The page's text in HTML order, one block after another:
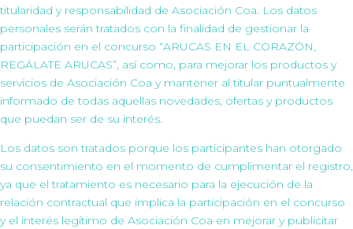
titularidad y responsabilidad de Asociación Coa. Los datos
personales serán tratados con la finalidad de gestionar la
participación en el concurso “ARUCAS EN EL CORAZÓN,
REGÁLATE ARUCAS”, así como, para mejorar los productos y
servicios de Asociación Coa y mantener al titular puntualmente
informado de todas aquellas novedades, ofertas y productos
que puedan ser de su interés.
Los datos son tratados porque los participantes han otorgado
su consentimiento en el momento de cumplimentar el registro,
ya que el tratamiento es necesario para la ejecución de la
relación contractual que implica la participación en el concurso
y el interés legítimo de Asociación Coa en mejorar y publicitar